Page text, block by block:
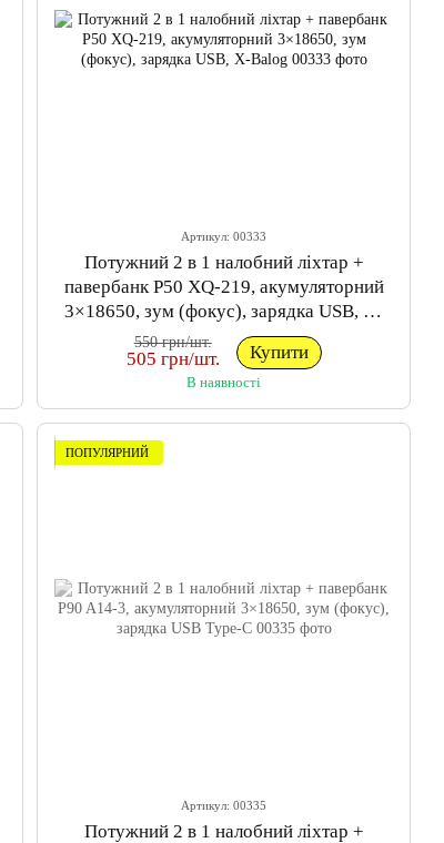
Артикул: 00333
Потужний 2 в 1 налобний ліхтар +
павербанк P50 XQ-219, акумуляторний
3×18650, зум (фокус), зарядка USB, X-
Balog
550 грн/шт.
505 грн/шт. Купити
В наявності
ПОПУЛЯРНИЙ
Артикул: 00335
Потужний 2 в 1 налобний ліхтар +